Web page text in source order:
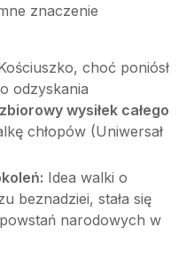
znaczenie
choć poniósł
odzyskania
zbiorowy wysiłek całego
chłopów (Uniwersał
Idea walki o
beznadziei, stała się
narodowych w